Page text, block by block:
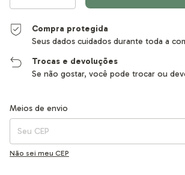
Compra protegida
Seus dados cuidados durante toda a
Trocas e devoluções
Se não gostar, você pode trocar ou
Entregas para o CEP:
Meios de envio
Não sei meu CEP